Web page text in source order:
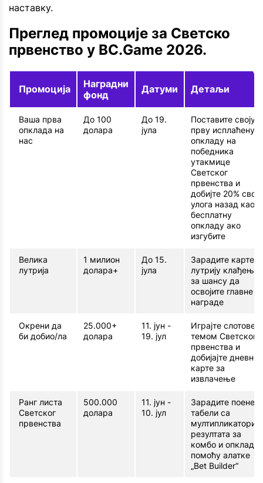
наставку.
Преглед промоције за Светско
првенство у BC.Game 2026.
Промоција
Наградни
фонд
Датуми Детаљи
Ваша прва
опклада на
нас
До 100
долара
До 19.
јула
Поставите своју
прву исплаћену
опкладу на
победника
утакмице
Светског
првенства и
добијте 20% свог
улога назад као
бесплатну
опкладу ако
изгубите
Велика
лутрија
1 милион
долара+
До 15.
јула
Зарадите карте
лутрију
за шансу да
освојите главне
награде
Окрени да
би добио/ла
25.000+
долара
11. јун -
19. јул
Играјте слотове
темом Светског
првенства и
добијајте дневне
карте за
извлачење
Ранг листа
Светског
првенства
500.000
долара
11. јун -
10. јул
Зарадите поене
табели са
резултата за
комбо и опкладе
помоћу алатке
„Bet Builder“